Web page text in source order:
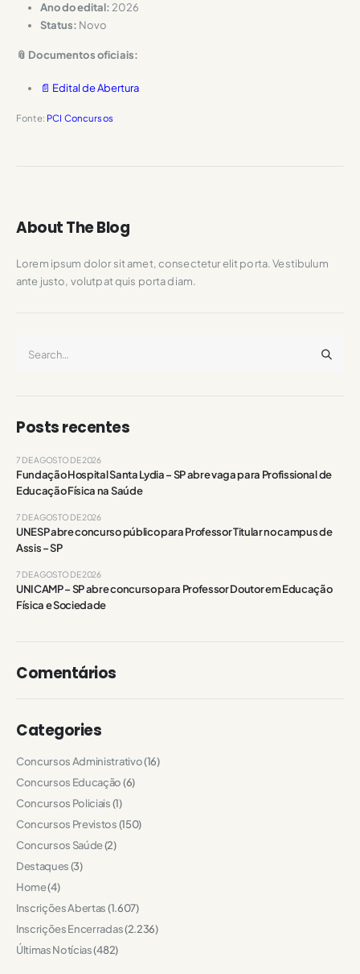
Ano do edital:2026
Status: Novo
📎 Documentos oficiais:
📄 Edital de Abertura
Fonte: PCI Concursos
About The Blog
Lorem ipsum dolor sit amet, consectetur elit porta. Vestibulum
ante justo, volutpat quis porta diam.
Posts recentes
Fundação Hospital Santa Lydia – SP abre vaga para Profissional de
Educação Física na Saúde
7 DE AGOSTO DE 2026
UNESP abre concurso público para Professor Titular no campus de
Assis – SP
7 DE AGOSTO DE 2026
UNICAMP – SP abre concurso para Professor Doutor em Educação
Física e Sociedade
7 DE AGOSTO DE 2026
Comentários
Categories
Concursos Administrativo(16)
Concursos Educação(6)
Concursos Policiais(1)
Concursos Previstos(150)
Concursos Saúde(2)
Destaques(3)
Home(4)
Inscrições Abertas(1.607)
Inscrições Encerradas(2.236)
Últimas Notícias(482)